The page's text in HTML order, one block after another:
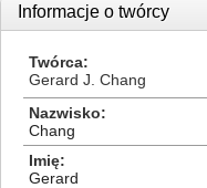
Informacje o twórcy
Twórca
Gerard J. Chang
Nazwisko
Chang
Imię
Gerard